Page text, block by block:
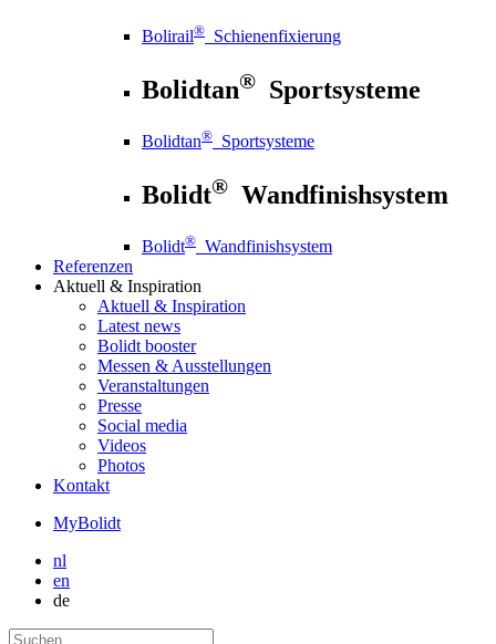
Bolirail® Schienenfixierung
Bolidtan® Sportsysteme
Bolidtan® Sportsysteme
Bolidt® Wandfinishsystem
Bolidt® Wandfinishsystem
Referenzen
Aktuell & Inspiration
Aktuell & Inspiration
Latest news
Bolidt booster
Messen & Ausstellungen
Veranstaltungen
Presse
Social media
Videos
Photos
Kontakt
MyBolidt
nl
en
de